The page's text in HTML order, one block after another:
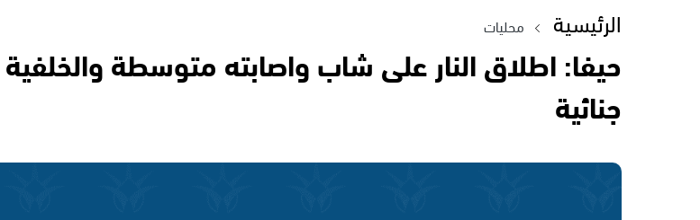
الرئيسية محليات
حيفا: اطلاق النار على شاب واصابته متوسطة والخلفية
جنائية